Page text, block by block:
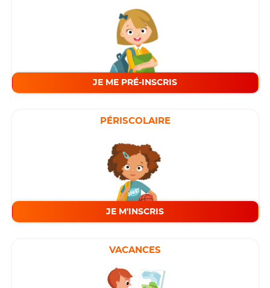
JE ME PRÉ-INSCRIS
PÉRISCOLAIRE
JE M'INSCRIS
VACANCES